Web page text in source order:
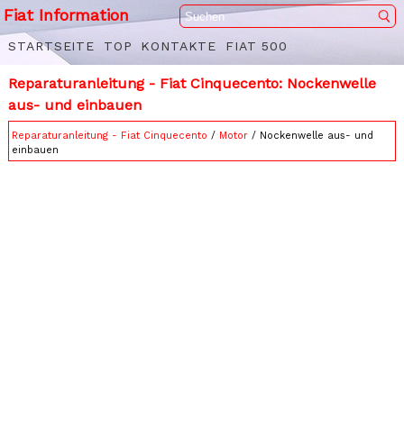
Fiat Information
STARTSEITE TOP KONTAKTE FIAT 500
Reparaturanleitung - Fiat Cinquecento: Nockenwelle
aus- und einbauen
Reparaturanleitung - Fiat Cinquecento / Motor/ Nockenwelle aus- und
einbauen